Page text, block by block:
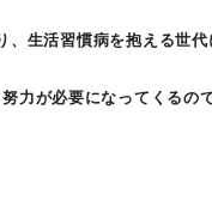
生活習慣病を抱える世代
力が必要になってくるので